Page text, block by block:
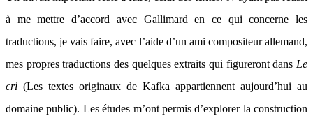
à me mettre d’accord avec Gallimard en ce qui concerne les
traductions, je vais faire, avec l’aide d’un ami compositeur allemand,
mes propres traductions des quelques extraits qui figureront dans Le
cri (Les textes originaux de Kafka appartiennent aujourd’hui au
domaine public). Les études m’ont permis d’explorer la construction